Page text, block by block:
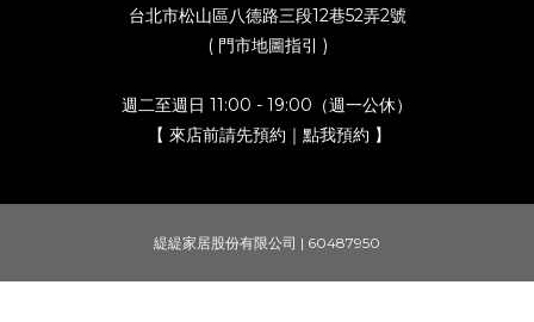
台北市松山區八德路三段12巷52弄2號
( 門市地圖指引 )
週二至週日 11:00 - 19:00（週一公休）
【 來店前請先預約｜點我預約 】
緹緹家居股份有限公司 | 60487950